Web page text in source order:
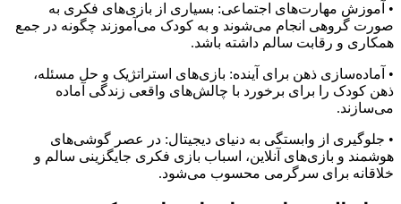
• آموزش مهارت‌های اجتماعی: بسیاری از بازی‌های فکری به
صورت گروهی انجام می‌شوند و به کودک می‌آموزند چگونه در جمع
همکاری و رقابت سالم داشته باشد.
• آماده‌سازی ذهن برای آینده: بازی‌های استراتژیک و حل مسئله،
ذهن کودک را برای برخورد با چالش‌های واقعی زندگی آماده
می‌سازند.
• جلوگیری از وابستگی به دنیای دیجیتال: در عصر گوشی‌های
هوشمند و بازی‌های آنلاین، اسباب بازی فکری جایگزینی سالم و
خلاقانه برای سرگرمی محسوب می‌شود.